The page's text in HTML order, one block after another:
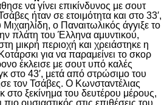
να γίνει επικίνδυνος με σουτ
ήταν σε ετοιμότητα και στο 33′,
ο Παναιτωλικός άγγιξε το
πλάτη του Έλληνα αμυντικού,
μικρή περιοχή και χρειάστηκε η
για να παραμείνει το σκορ
έκλεισε με σουτ υπό καλές
στο 43′, μετά από στρώσιμο του
τον Τσάβες. Ο Κωνσταντέλιας
στο ξεκίνημα του δευτέρου μέρους,
ουσιαστικός στις επιθέσεις του